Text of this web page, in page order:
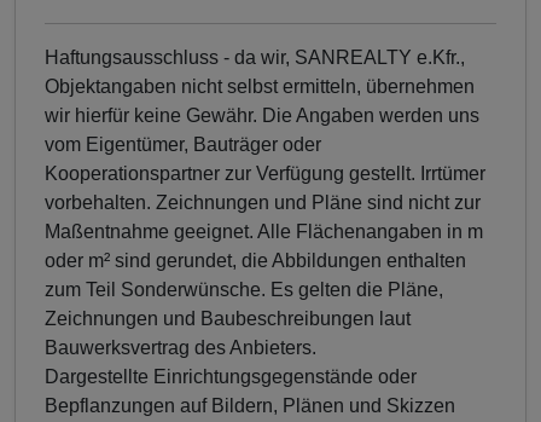
Haftungsausschluss - da wir, SANREALTY e.Kfr.,
Objektangaben nicht selbst ermitteln, übernehmen
wir hierfür keine Gewähr. Die Angaben werden uns
vom Eigentümer, Bauträger oder
Kooperationspartner zur Verfügung gestellt. Irrtümer
vorbehalten. Zeichnungen und Pläne sind nicht zur
Maßentnahme geeignet. Alle Flächenangaben in m
oder m² sind gerundet, die Abbildungen enthalten
zum Teil Sonderwünsche. Es gelten die Pläne,
Zeichnungen und Baubeschreibungen laut
Bauwerksvertrag des Anbieters.
Dargestellte Einrichtungsgegenstände oder
Bepflanzungen auf Bildern, Plänen und Skizzen